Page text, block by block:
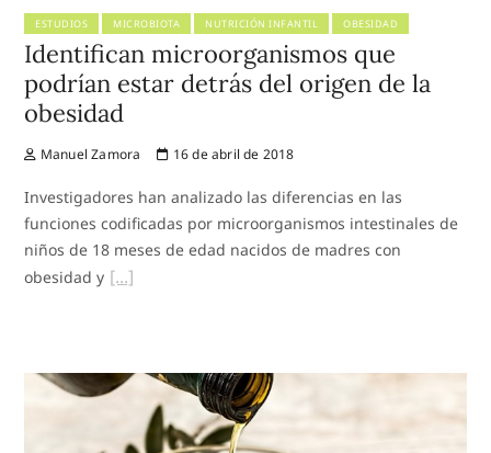
ESTUDIOS MICROBIOTA NUTRICIÓN INFANTIL OBESIDAD
Identifican microorganismos que
podrían estar detrás del origen de la
obesidad
Manuel Zamora 16 de abril de 2018
Investigadores han analizado las diferencias en las
funciones codificadas por microorganismos intestinales de
niños de 18 meses de edad nacidos de madres con
obesidad y